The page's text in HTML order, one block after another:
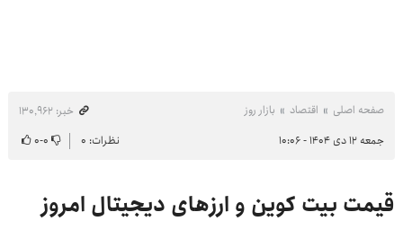
صفحه اصلی اقتصاد بازار روز
خبر: ۱۳۰٬۹۶۲
جمعه ۱۲ دی ۱۴۰۴ - ۱۰:۰۶
نظرات: ۰ ۰-۰
قیمت بیت کوین و ارزهای دیجیتال امروز